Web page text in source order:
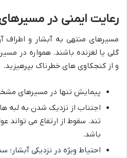
رعایت ایمنی در
مسیرهای منتهی به آبشار و اطراف
گلی یا لغزنده باشند. همواره در
و از کنجکاوی های خطرناک بپرهیزید.
پیمایش تنها در مسیرهای
اجتناب از نزدیک شدن به لبه
تند. سقوط از ارتفاع می تواند
باشد.
احتیاط ویژه در نزدیکی آبشار؛